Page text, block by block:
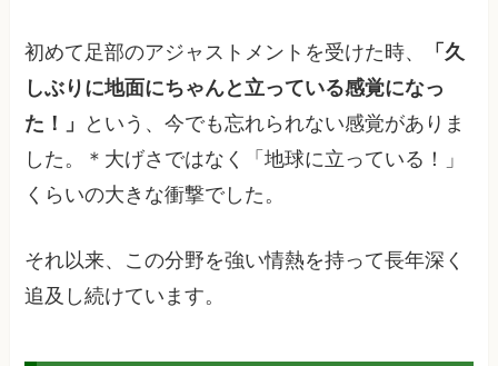
初めて足部のアジャストメントを受けた時、
「久
しぶりに地面にちゃんと立っている感覚になっ
た！」
という、今でも忘れられない感覚がありま
した。＊大げさではなく「地球に立っている！」
くらいの大きな衝撃でした。
それ以来、この分野を強い情熱を持って長年深く
追及し続けています。